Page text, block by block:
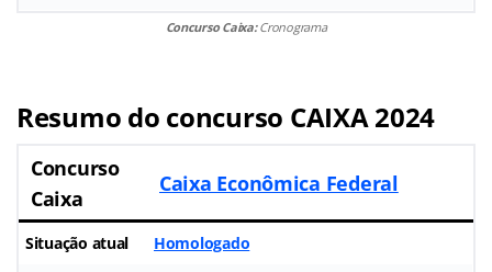
Concurso Caixa:Cronograma
Resumo do concurso CAIXA 2024
Concurso
Caixa
Caixa Econômica Federal
Situação atual Homologado